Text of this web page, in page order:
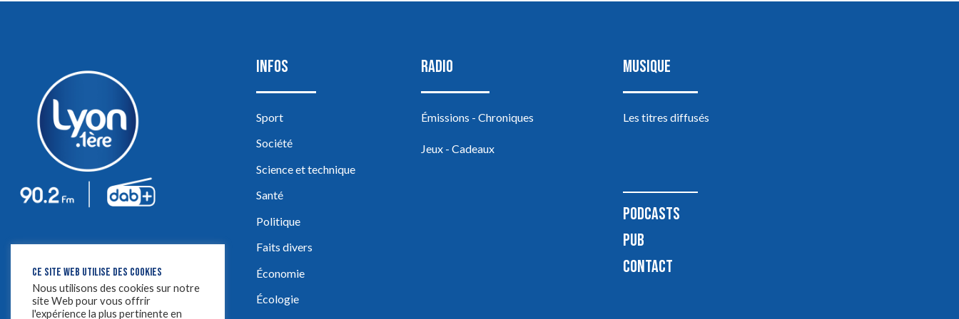
INFOS
Sport
Société
Science et technique
Santé
Politique
Faits divers
Économie
Écologie
RADIO
Émissions - Chroniques
Jeux - Cadeaux
MUSIQUE
Les titres diffusés
PODCASTS
PUB
CONTACT
CE SITE WEB UTILISE DES COOKIES
Nous utilisons des cookies sur notre
site Web pour vous offrir
l'expérience la plus pertinente en